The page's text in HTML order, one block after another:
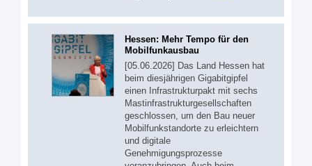
Hessen: Mehr Tempo für den
Mobilfunkausbau
[05.06.2026] Das Land Hessen hat
beim diesjährigen Gigabitgipfel
einen Infrastrukturpakt mit sechs
Mastinfrastrukturgesellschaften
geschlossen, um den Bau neuer
Mobilfunkstandorte zu erleichtern
und digitale
Genehmigungsprozesse